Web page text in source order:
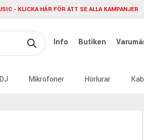
- KLICKA HÄR FÖR ATT SE ALLA KAMPANJER
Info Butiken
DJ Mikrofoner Hörlurar